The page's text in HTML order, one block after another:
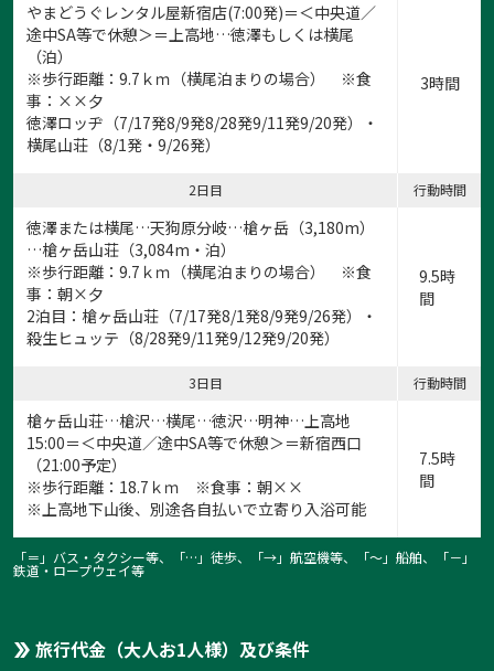
やまどうぐレンタル屋新宿店(7:00発)＝＜中央道／
途中SA等で休憩＞＝上高地…徳澤もしくは横尾
（泊）
※歩行距離：9.7ｋｍ（横尾泊まりの場合） ※食
事：××夕
徳澤ロッヂ（7/17発8/9発8/28発9/11発9/20発）・
横尾山荘（8/1発・9/26発）
3時間
2日目 行動時間
徳澤または横尾…天狗原分岐…槍ヶ岳（3,180m）
…槍ヶ岳山荘（3,084m・泊）
※歩行距離：9.7ｋｍ（横尾泊まりの場合） ※食
事：朝×夕
2泊目：槍ヶ岳山荘（7/17発8/1発8/9発9/26発）・
殺生ヒュッテ（8/28発9/11発9/12発9/20発）
9.5時
間
3日目 行動時間
槍ヶ岳山荘…槍沢…横尾…徳沢…明神…上高地
15:00＝＜中央道／途中SA等で休憩＞＝新宿西口
（21:00予定）
※歩行距離：18.7ｋｍ ※食事：朝××
※上高地下山後、別途各自払いで立寄り入浴可能
7.5時
間
「＝」バス・タクシー等、「…」徒歩、「→」航空機等、「〜」船舶、「－」
鉄道・ロープウェイ等
旅行代金（大人お1人様）及び条件